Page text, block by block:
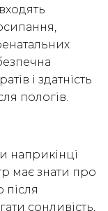
і здатність
пологів.
наприкінці
має знати про
сонливість,